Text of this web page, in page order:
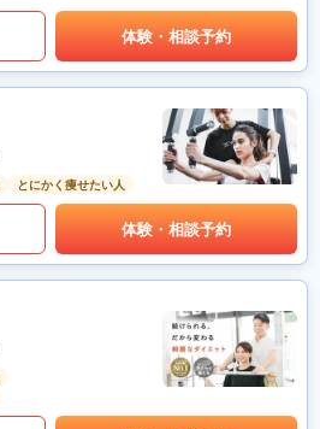
体験・相談予約
とにかく痩せたい人
体験・相談予約